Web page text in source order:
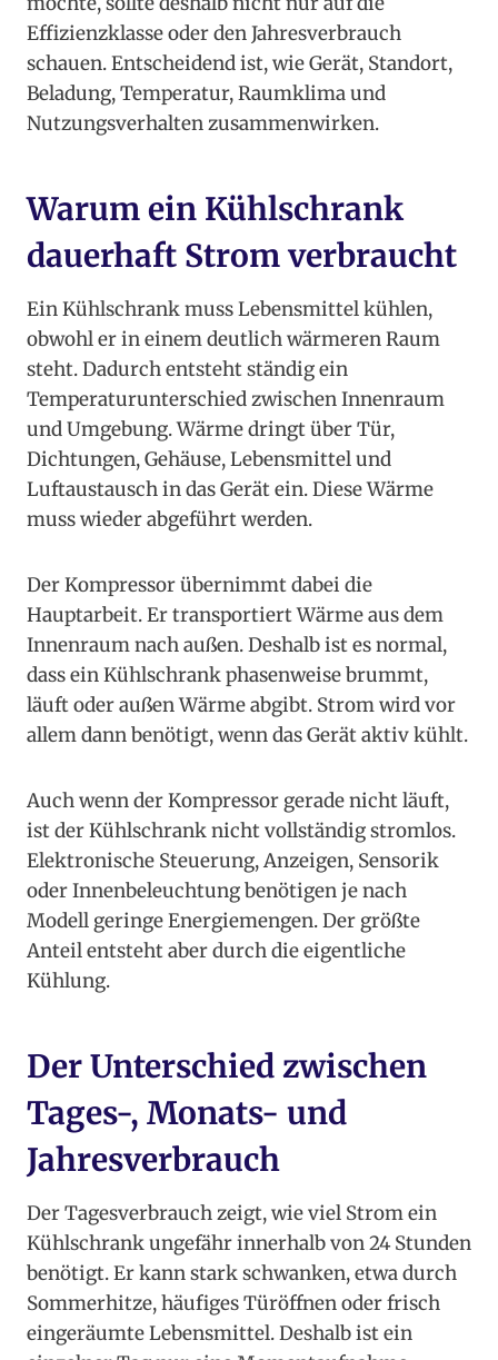
Effizienzklasse oder den Jahresverbrauch
schauen. Entscheidend ist, wie Gerät, Standort,
Beladung, Temperatur, Raumklima und
Nutzungsverhalten zusammenwirken.
Warum ein Kühlschrank
dauerhaft Strom verbraucht
Ein Kühlschrank muss Lebensmittel kühlen,
obwohl er in einem deutlich wärmeren Raum
steht. Dadurch entsteht ständig ein
Temperaturunterschied zwischen Innenraum
und Umgebung. Wärme dringt über Tür,
Dichtungen, Gehäuse, Lebensmittel und
Luftaustausch in das Gerät ein. Diese Wärme
muss wieder abgeführt werden.
Der Kompressor übernimmt dabei die
Hauptarbeit. Er transportiert Wärme aus dem
Innenraum nach außen. Deshalb ist es normal,
dass ein Kühlschrank phasenweise brummt,
läuft oder außen Wärme abgibt. Strom wird vor
allem dann benötigt, wenn das Gerät aktiv kühlt.
Auch wenn der Kompressor gerade nicht läuft,
ist der Kühlschrank nicht vollständig stromlos.
Elektronische Steuerung, Anzeigen, Sensorik
oder Innenbeleuchtung benötigen je nach
Modell geringe Energiemengen. Der größte
Anteil entsteht aber durch die eigentliche
Kühlung.
Der Unterschied zwischen
Tages-, Monats- und
Jahresverbrauch
Der Tagesverbrauch zeigt, wie viel Strom ein
Kühlschrank ungefähr innerhalb von 24 Stunden
benötigt. Er kann stark schwanken, etwa durch
Sommerhitze, häufiges Türöffnen oder frisch
eingeräumte Lebensmittel. Deshalb ist ein